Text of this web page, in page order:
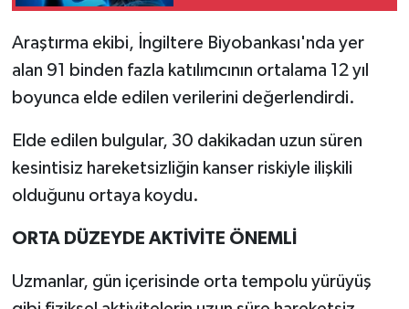
Araştırma ekibi, İngiltere Biyobankası'nda yer
alan 91 binden fazla katılımcının ortalama 12 yıl
boyunca elde edilen verilerini değerlendirdi.
Elde edilen bulgular, 30 dakikadan uzun süren
kesintisiz hareketsizliğin kanser riskiyle ilişkili
olduğunu ortaya koydu.
ORTA DÜZEYDE AKTİVİTE ÖNEMLİ
Uzmanlar, gün içerisinde orta tempolu yürüyüş